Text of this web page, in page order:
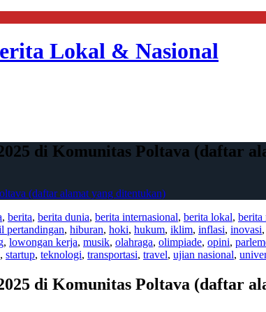
Lokal & Nasional
di Komunitas Poltava (daftar
(daftar alamat yang ditentukan)
, berita, berita dunia, berita internasional, berita lokal, berita
pertandingan, hiburan, hoki, hukum, iklim, inflasi, inovasi,
, lowongan kerja, musik, olahraga, olimpiade, opini,
, startup, teknologi, transportasi, travel, ujian nasional,
di Komunitas Poltava (daftar